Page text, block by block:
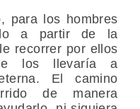
para los hombres
a partir de la
recorrer por ellos
los llevaría a
El camino
de manera